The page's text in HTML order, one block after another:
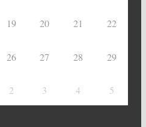
19 20 21 22
26 27 28 29
2 3 4 5